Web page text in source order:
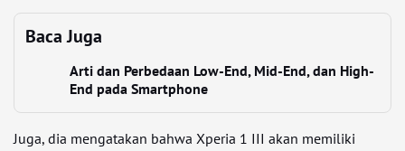
Baca Juga
Arti dan Perbedaan Low-End, Mid-End, dan High-
End pada Smartphone
Juga, dia mengatakan bahwa Xperia 1 III akan memiliki